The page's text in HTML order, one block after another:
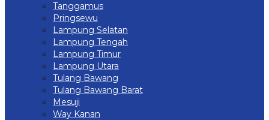
Tanggamus
Pringsewu
Lampung Selatan
Lampung Tengah
Lampung Timur
Lampung Utara
Tulang Bawang
Tulang Bawang Barat
Mesuji
Way Kanan